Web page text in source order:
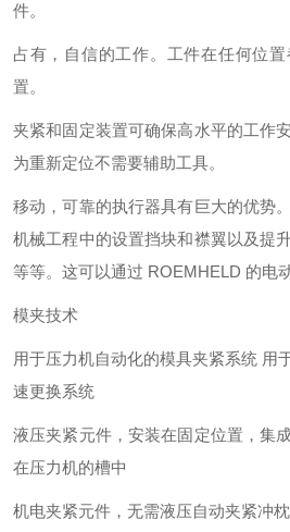
件。
占有，自信的工作。工件在任何位
置。
夹紧和固定装置可确保高水平的工作
为重新定位不需要辅助工具。
移动，可靠的执行器具有巨大的优势
机械工程中的设置挡块和襟翼以及提
等等。这可以通过 ROEMHELD 的电
模夹技术
用于压力机自动化的模具夹紧系统 用
速更换系统
液压夹紧元件，安装在固定位置，集
在压力机的槽中
机电夹紧元件，无需液压自动夹紧冲